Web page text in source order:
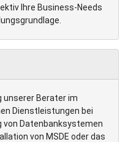
Ihre Business-Needs
unserer Berater im
Dienstleistungen bei
von Datenbanksystemen
von MSDE oder das